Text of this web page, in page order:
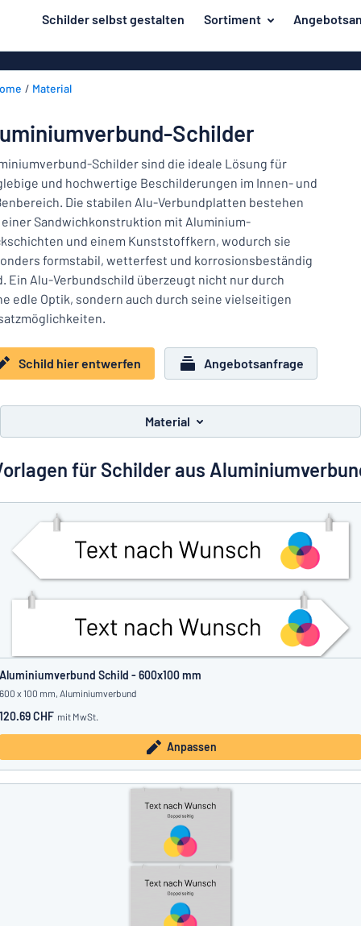
springen
Schilder selbst gestalten Sortiment
Material
Branche
Haus und Heim
Büro und Arbeitsplatz
Verkehr und Fahrzeuge
Aufkleber
Namensschilder
Kennzeichnung
Alle Kategorien anzeigen
Unsere
Bestseller
Herstellung
Material
Branche
Haus
und
Heim
Büro
Arbeitsplatz
Alle Kategorien anzeigen
Kundenservice
Privat / Firma
Deutsch
zum
entwerfen
Material
Schilder
Schilder sind die ideale Lösung für
und hochwertige Beschilderungen im Innen- und
Die stabilen Alu-Verbundplatten bestehen
einer Sandwichkonstruktion mit Aluminium-
und einem Kunststoffkern, wodurch sie
formstabil, wetterfest und korrosionsbeständig
Ein Alu-Verbundschild überzeugt nicht nur durch
edle Optik, sondern auch durch seine vielseitigen
Schild hier entwerfen Angebotsanfrage
Material
für Schilder aus
Aluminiumverbund Schild - 600x100 mm
600 x 100 mm, Aluminiumverbund
120.69 CHF mit MwSt.
Anpassen